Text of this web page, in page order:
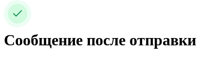
Сообщение после отправки